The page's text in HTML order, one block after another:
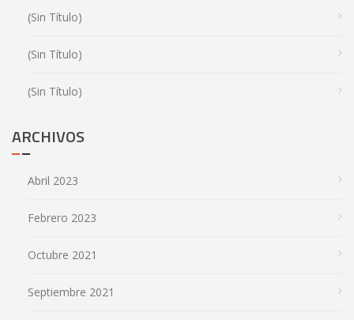
(sin Título)
(sin Título)
(sin Título)
ARCHIVOS
Abril 2023
Febrero 2023
Octubre 2021
Septiembre 2021